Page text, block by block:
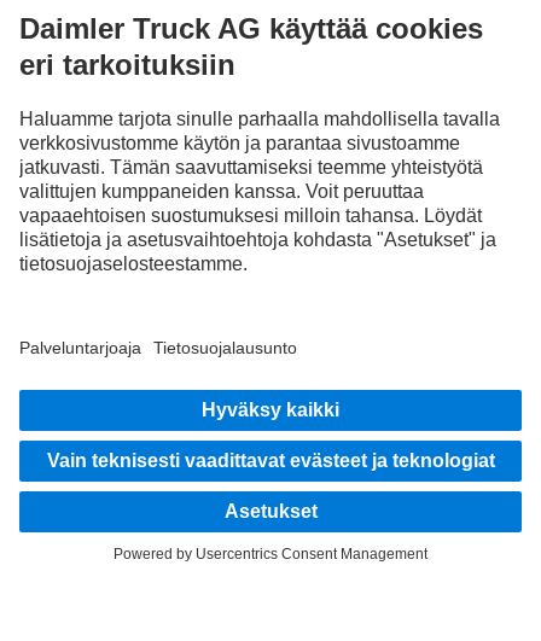
PYSY AJAN TASALLA.
Tutustu Mercedes-Benz Trucksiin digitaalisilla kanavillamme.
FOLLOW THE ROADSTARS.
Nouse kyytiin